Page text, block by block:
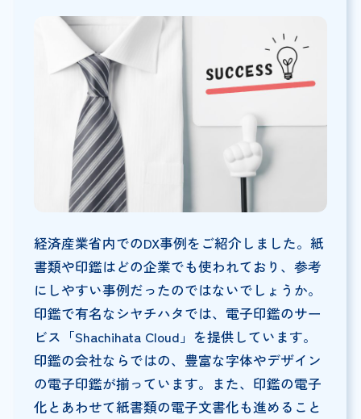
経済産業省内でのDX事例をご紹介しました。紙
書類や印鑑はどの企業でも使われており、参考
にしやすい事例だったのではないでしょうか。
印鑑で有名なシヤチハタでは、電子印鑑のサー
ビス「Shachihata Cloud」を提供しています。
印鑑の会社ならではの、豊富な字体やデザイン
の電子印鑑が揃っています。また、印鑑の電子
化とあわせて紙書類の電子文書化も進めること